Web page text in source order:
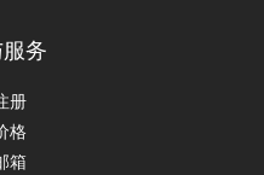
务
册
格
箱